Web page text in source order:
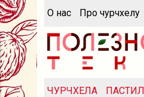
О нас Про чурчхелу
ЧУРЧХЕЛА